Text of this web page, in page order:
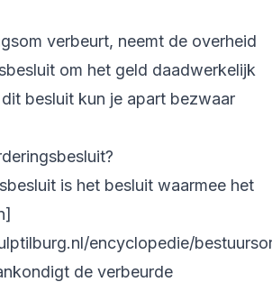
verbeurt, neemt de overheid
om het geld daadwerkelijk
besluit kun je apart bezwaar
is het besluit waarmee het
encyclopedie/
de verbeurde